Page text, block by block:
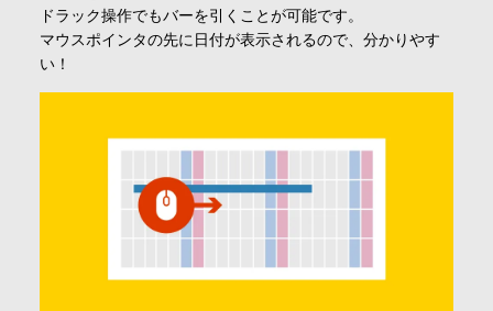
会社情報
お問合せ・申込
資料請求
ドラック操作でもバーを引くことが可能です。
マウスポインタの先に日付が表示されるので、分かりやす
い！